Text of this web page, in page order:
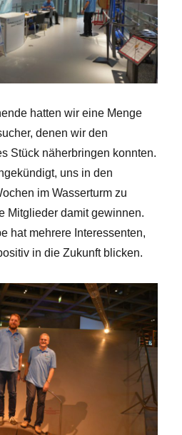
hatten wir eine Menge
denen wir den
Stück näherbringen konnten.
uns in den
im Wasserturm zu
Mitglieder damit gewinnen.
hat mehrere Interessenten,
in die Zukunft blicken.